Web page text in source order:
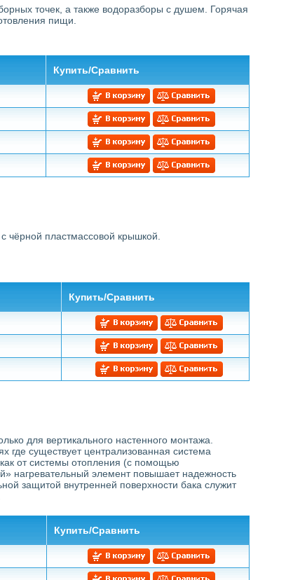
точек, а также водоразборы с душем. Горячая
пищи.
Купить/Сравнить
чёрной пластмассовой крышкой.
Купить/Сравнить
для вертикального настенного монтажа.
существует централизованная система
как от системы отопления (с помощью
нагревательный элемент повышает надежность
защитой внутренней поверхности бака служит
Купить/Сравнить